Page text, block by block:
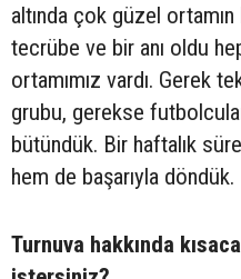
altında çok güzel
tecrübe ve bir anı oldu
ortamımız vardı. Gerek
grubu, gerekse
bütündük. Bir haftalık
hem de başarıyla
Turnuva hakkında